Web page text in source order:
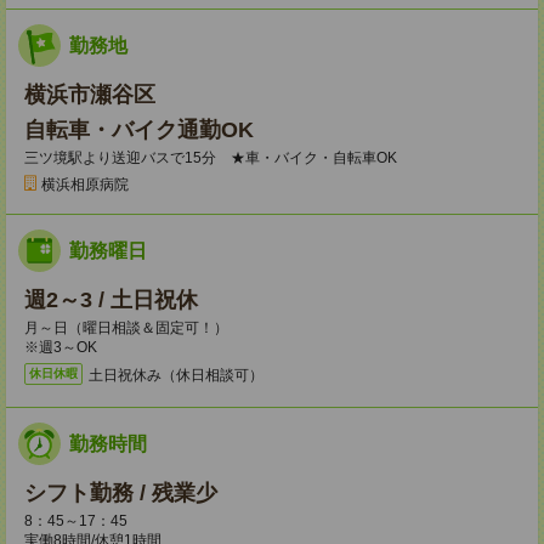
勤務地
横浜市瀬谷区
自転車・バイク通勤OK
三ツ境駅より送迎バスで15分 ★車・バイク・自転車OK
横浜相原病院
勤務曜日
週2～3 / 土日祝休
月～日（曜日相談＆固定可！）
※週3～OK
休日休暇 土日祝休み（休日相談可）
勤務時間
シフト勤務 / 残業少
8：45～17：45
実働8時間/休憩1時間